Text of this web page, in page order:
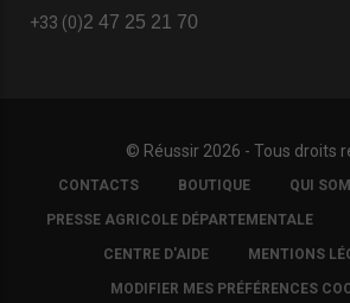
+33 (0)2 47 25 21 70
© Réussir 2026 - Tous droits
FOOTER
COPYRIGHT
CONTACTS BOUTIQUE QUI
PRESSE AGRICOLE DÉPARTEMENTALE
CENTRE D'AIDE MENTIONS
MODIFIER MES PRÉFÉRENCES